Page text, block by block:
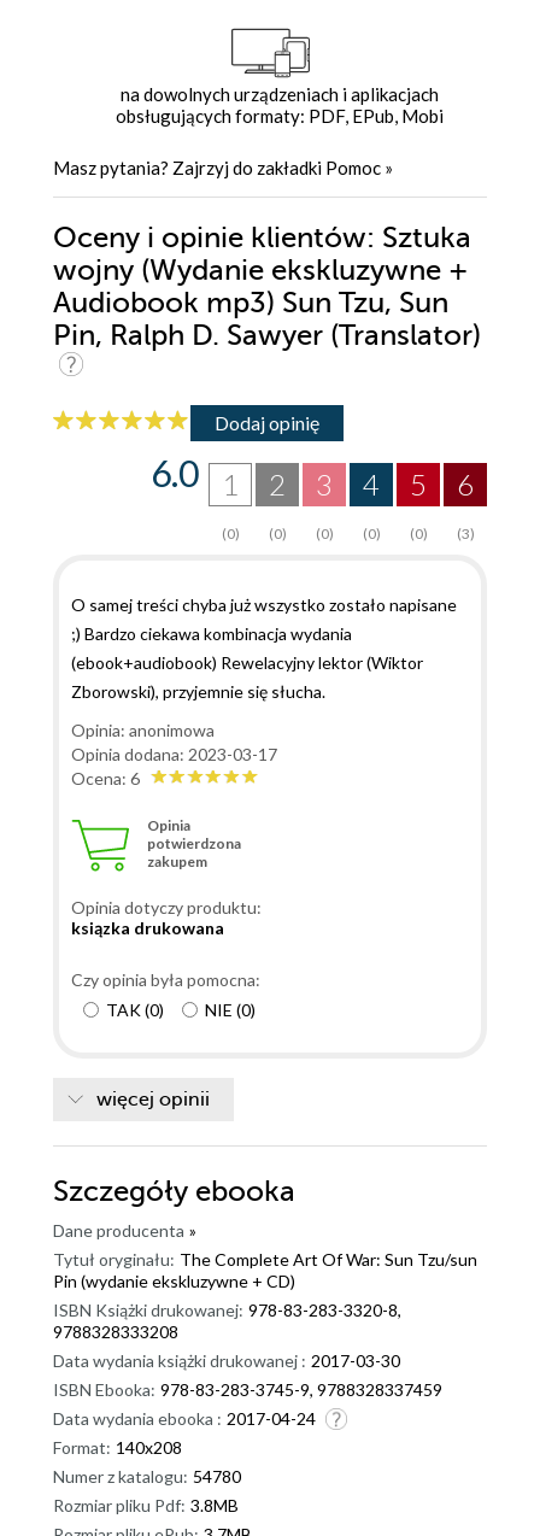
na dowolnych urządzeniach i aplikacjach
obsługujących formaty: PDF, EPub, Mobi
Masz pytania? Zajrzyj do zakładki Pomoc »
Oceny i opinie klientów: Sztuka
wojny (Wydanie ekskluzywne +
Audiobook mp3) Sun Tzu, Sun
Pin, Ralph D. Sawyer (Translator)
Dodaj opinię
6
(3)
5
(0)
4
(0)
3
(0)
2
(0)
1
(0)
6.0
O samej treści chyba już wszystko zostało napisane
;) Bardzo ciekawa kombinacja wydania
(ebook+audiobook) Rewelacyjny lektor (Wiktor
Zborowski), przyjemnie się słucha.
Opinia: anonimowa
Opinia dodana: 2023-03-17
Ocena: 6
Opinia
potwierdzona
zakupem
Opinia dotyczy produktu:
ksiązka drukowana
Czy opinia była pomocna:
TAK(0) NIE (0)
więcej opinii
Szczegóły ebooka
Dane producenta »
Tytuł oryginału: The Complete Art Of War: Sun Tzu/sun
Pin (wydanie ekskluzywne + CD)
ISBN Książki drukowanej: 978-83-283-3320-8,
9788328333208
Data wydania książki drukowanej : 2017-03-30
ISBN Ebooka: 978-83-283-3745-9, 9788328337459
Data wydania ebooka : 2017-04-24
Format: 140x208
Numer z katalogu: 54780
Rozmiar pliku Pdf: 3.8MB